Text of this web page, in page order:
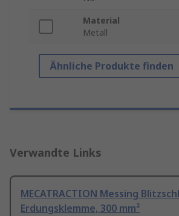
Material
Metall
Ähnliche Produkte finden
Verwandte Links
MECATRACTION Messing
Erdungsklemme, 300 mm²